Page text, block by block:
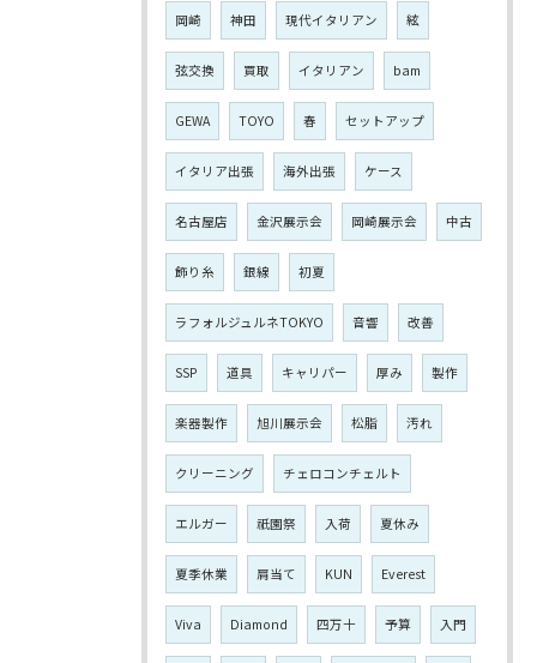
岡崎 神田 現代イタリアン 絃
弦交換 買取 イタリアン bam
GEWA TOYO 春 セットアップ
イタリア出張 海外出張 ケース
名古屋店 金沢展示会 岡崎展示会 中古
飾り糸 銀線 初夏
ラフォルジュルネTOKYO 音響 改善
SSP 道具 キャリパー 厚み 製作
楽器製作 旭川展示会 松脂 汚れ
クリーニング チェロコンチェルト
エルガー 祇園祭 入荷 夏休み
夏季休業 肩当て KUN Everest
Viva Diamond 四万十 予算 入門